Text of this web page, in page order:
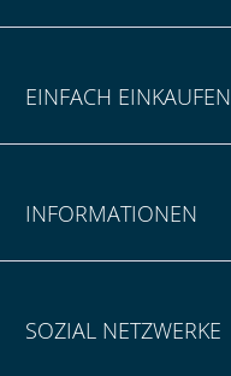
EINFACH EINKAUFEN
INFORMATIONEN
SOZIAL NETZWERKE